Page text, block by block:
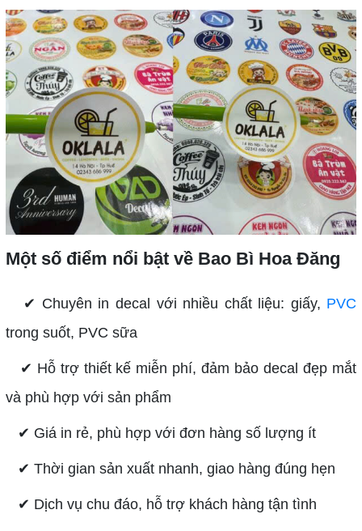
Một số điểm nổi bật về Bao Bì Hoa Đăng
✔ Chuyên in decal với nhiều chất liệu: giấy, PVC
trong suốt, PVC sữa
✔ Hỗ trợ thiết kế miễn phí, đảm bảo decal đẹp mắt
và phù hợp với sản phẩm
✔ Giá in rẻ, phù hợp với đơn hàng số lượng ít
✔ Thời gian sản xuất nhanh, giao hàng đúng hẹn
✔ Dịch vụ chu đáo, hỗ trợ khách hàng tận tình